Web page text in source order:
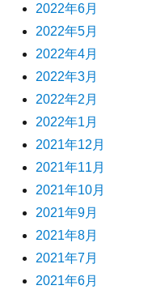
2022年6月
2022年5月
2022年4月
2022年3月
2022年2月
2022年1月
2021年12月
2021年11月
2021年10月
2021年9月
2021年8月
2021年7月
2021年6月